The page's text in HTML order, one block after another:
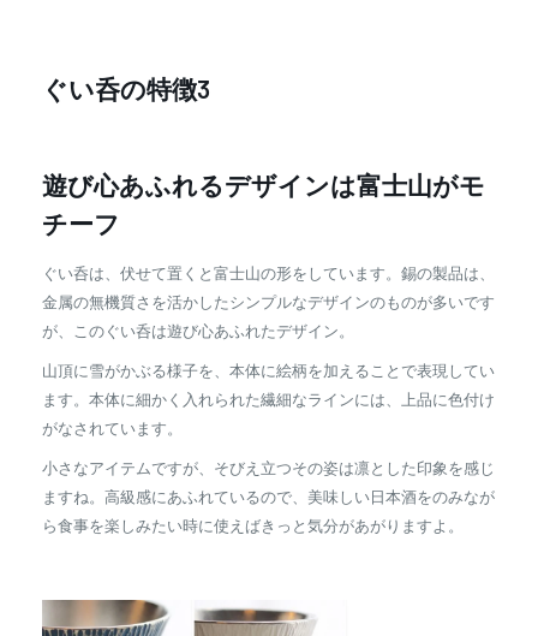
ぐい呑の特徴3
遊び心あふれるデザインは富士山がモ
チーフ
ぐい呑は、伏せて置くと富士山の形をしています。錫の製品は、
金属の無機質さを活かしたシンプルなデザインのものが多いです
が、このぐい呑は遊び心あふれたデザイン。
山頂に雪がかぶる様子を、本体に絵柄を加えることで表現してい
ます。本体に細かく入れられた繊細なラインには、上品に色付け
がなされています。
小さなアイテムですが、そびえ立つその姿は凛とした印象を感じ
ますね。高級感にあふれているので、美味しい日本酒をのみなが
ら食事を楽しみたい時に使えばきっと気分があがりますよ。